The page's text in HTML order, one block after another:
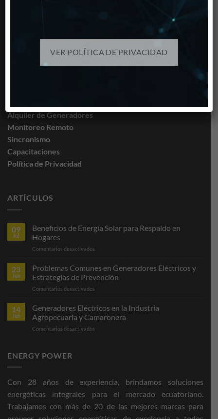
SERVICIOS
Alquiler de Generadores
Monitoreo Remoto
Sincronismo
Capacitaciones
Política de Privacidad
ARTÍCULOS
09
Jul
Beneficios de Energía Solar para Respaldo en
Hogares
Comentarios desactivados
Energía
Solar
en
23
Jun
Problemas Comunes en Generadores Eléctricos y
Estrategias de Prevención
Comentarios desactivados
Comunes
en
Generadores
14
Jun
Generadores Eléctricos en la Industria
Agropecuaria y Camaronera
Comentarios desactivados
y
Camaronera
ENERGY POWER
Con 28 años de experiencia, brindamos soluciones
energéticas integrales para el mercado ecuatoriano.
Trabajamos con más de 20 de las mejores marcas para